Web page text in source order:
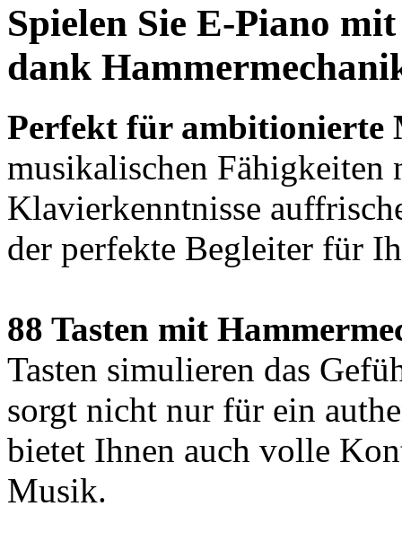
Spielen Sie E-Piano
dank
Perfekt für
musikalischen Fähigkeiten
Klavierkenntnisse
der perfekte Begleiter für
88 Tasten mit
Tasten simulieren das
sorgt nicht nur für ein
bietet Ihnen auch volle
Musik.